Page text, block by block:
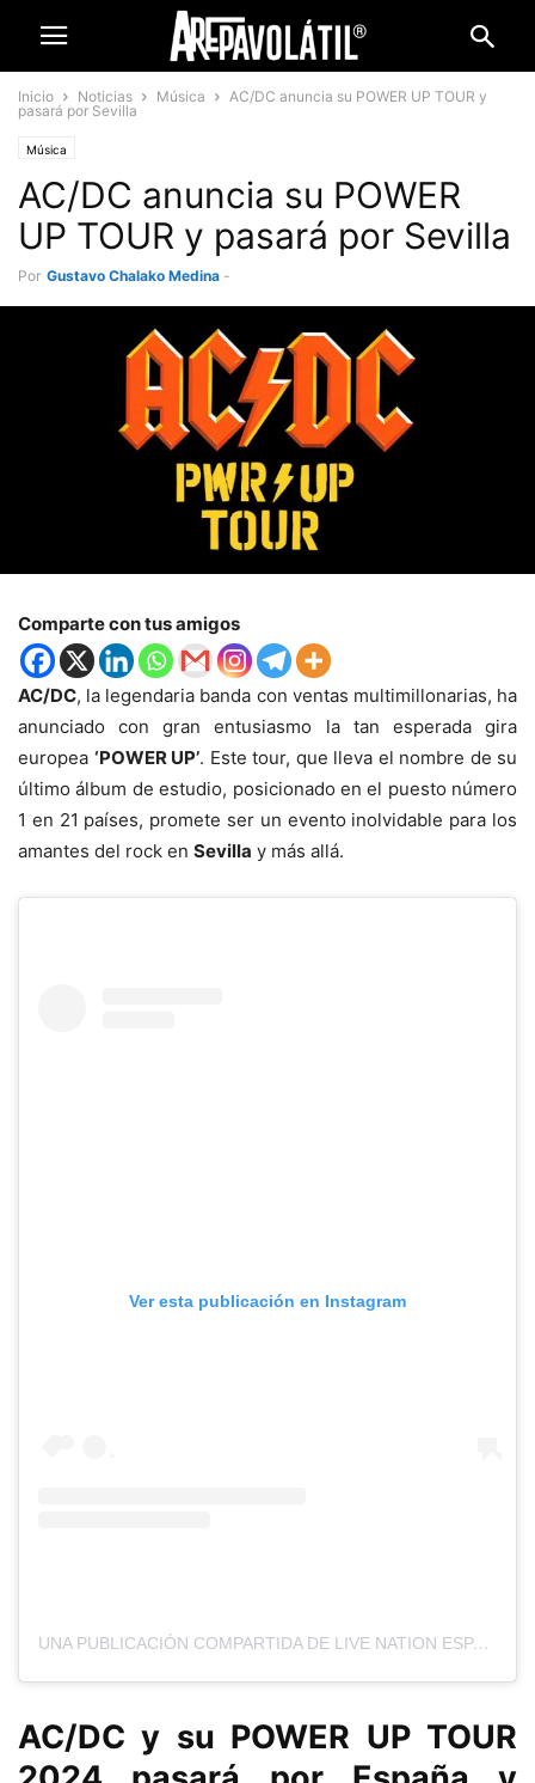
Inicio Noticias Música
AC/DC anuncia su POWER UP TOUR y
pasará por Sevilla
Música
AC/DC anuncia su POWER
UP TOUR y pasará por Sevilla
Por Gustavo Chalako Medina -
Comparte con tus amigos
AC/DC, la legendaria banda con ventas multimillonarias, ha
anunciado con gran entusiasmo la tan esperada gira
europea ‘POWER UP’. Este tour, que lleva el nombre de su
último álbum de estudio, posicionado en el puesto número
1 en 21 países, promete ser un evento inolvidable para los
amantes del rock en Sevilla y más allá.
Ver esta publicación en Instagram
UNA PUBLICACIÓN COMPARTIDA DE LIVE NATION ESPAÑA (@LIVENATIONESP)
AC/DC y su POWER UP TOUR